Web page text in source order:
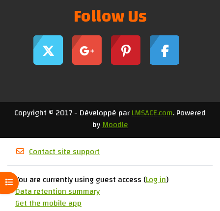
Open course index
Follow Us
Copyright © 2017 - Développé parLMSACE.com. Powered
byMoodle
Contact site support
You are currently using guest access (Log in)
Data retention summary
Get the mobile app